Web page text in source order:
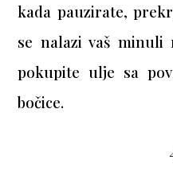
kada pauzirate,
se nalazi vaš minuli
pokupite ulje sa
bočice.